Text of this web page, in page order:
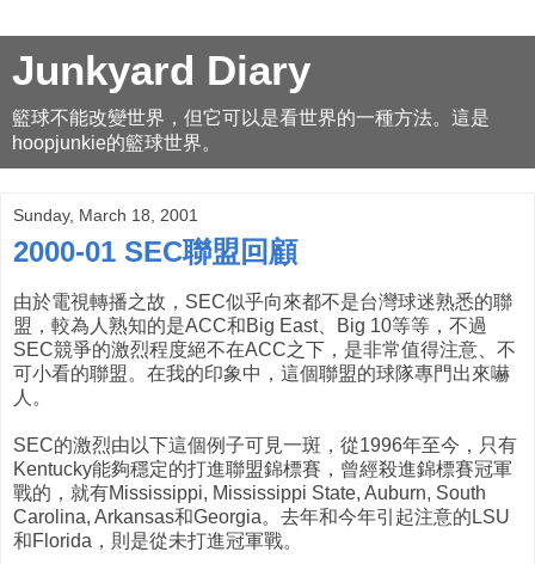
Junkyard Diary
籃球不能改變世界，但它可以是看世界的一種方法。這是
hoopjunkie的籃球世界。
Sunday, March 18, 2001
2000-01 SEC聯盟回顧
由於電視轉播之故，SEC似乎向來都不是台灣球迷熟悉的聯
盟，較為人熟知的是ACC和Big East、Big 10等等，不過
SEC競爭的激烈程度絕不在ACC之下，是非常值得注意、不
可小看的聯盟。在我的印象中，這個聯盟的球隊專門出來嚇
人。
SEC的激烈由以下這個例子可見一斑，從1996年至今，只有
Kentucky能夠穩定的打進聯盟錦標賽，曾經殺進錦標賽冠軍
戰的，就有Mississippi, Mississippi State, Auburn, South
Carolina, Arkansas和Georgia。去年和今年引起注意的LSU
和Florida，則是從未打進冠軍戰。